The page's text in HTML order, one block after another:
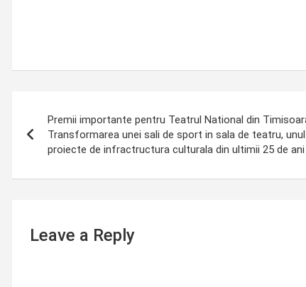
navigation
Premii importante pentru Teatrul National din
Transformarea unei sali de sport in sala de teatru,
proiecte de infractructura culturala din ultimii 25 de ani
Leave a Reply